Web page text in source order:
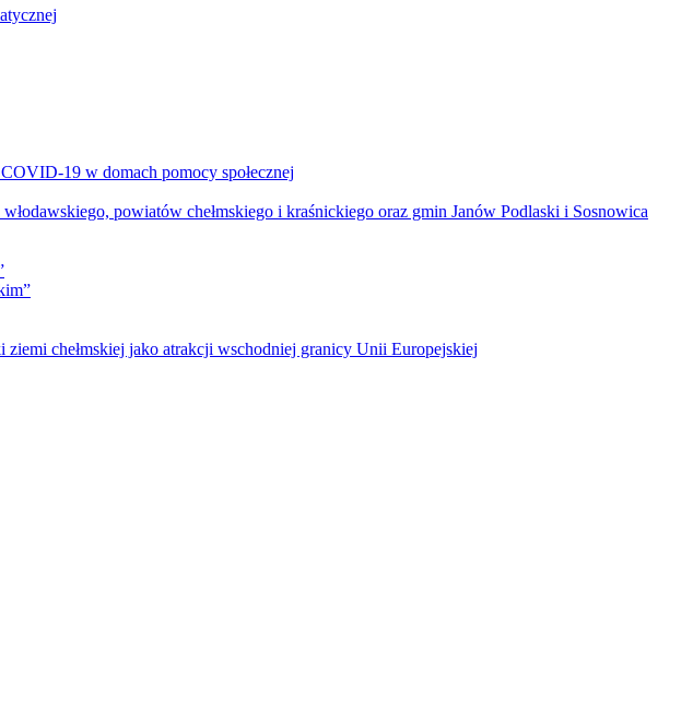
19 w domach pomocy społecznej
powiatów chełmskiego i kraśnickiego oraz gmin Janów Podlaski i Sosnowica
ziemi chełmskiej jako atrakcji wschodniej granicy Unii Europejskiej